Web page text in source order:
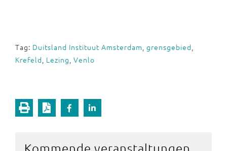
Tag: Duitsland Instituut Amsterdam, grensgebied,
Krefeld, Lezing, Venlo
Kommende veranstaltungen